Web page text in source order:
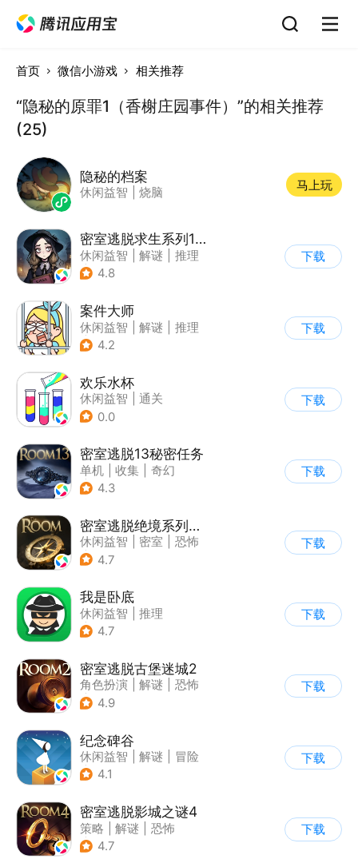
首页 微信小游戏 相关推荐
“隐秘的原罪1（香榭庄园事件）”的相关推荐
(25)
隐秘的档案
休闲益智 烧脑
马上玩
密室逃脱求生系列1极地冒险
休闲益智 解谜
推理
| 密室逃脱
4.8
下载
案件大师
休闲益智 解谜
推理
| 卡通
4.2
下载
欢乐水杯
休闲益智
通关
0.0
下载
密室逃脱13秘密任务
单机 收集
奇幻
| 密室逃脱
4.3
下载
密室逃脱绝境系列2海盗船
休闲益智 密室
恐怖
| 密室逃脱
4.7
下载
我是卧底
休闲益智
推理
| 派对游戏
4.7
下载
密室逃脱古堡迷城2
角色扮演 解谜
恐怖
| 密室逃脱
4.9
下载
纪念碑谷
休闲益智 解谜
冒险
| 治愈
4.1
下载
密室逃脱影城之谜4
策略 解谜
恐怖
| 密室逃脱
4.7
下载